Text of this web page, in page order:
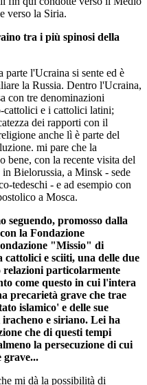
verso la Siria.
tra i più spinosi della
l'Ucraina si sente ed è
la Russia. Dentro l'Ucraina,
con tre denominazioni
cattolici e i cattolici latini;
dei rapporti con il
anche lì è parte del
mi pare che la
bene, con la recente visita del
Bielorussia, a Minsk - sede
tedeschi - e ad esempio con
a Mosca.
seguendo, promosso dalla
la Fondazione
"Missio" di
e sciiti, una delle due
particolarmente
come questo in cui l'intera
precarietà grave che trae
islamico' e delle sue
e siriano. Lei ha
che di questi tempi
la persecuzione di cui
grave...
mi dà la possibilità di